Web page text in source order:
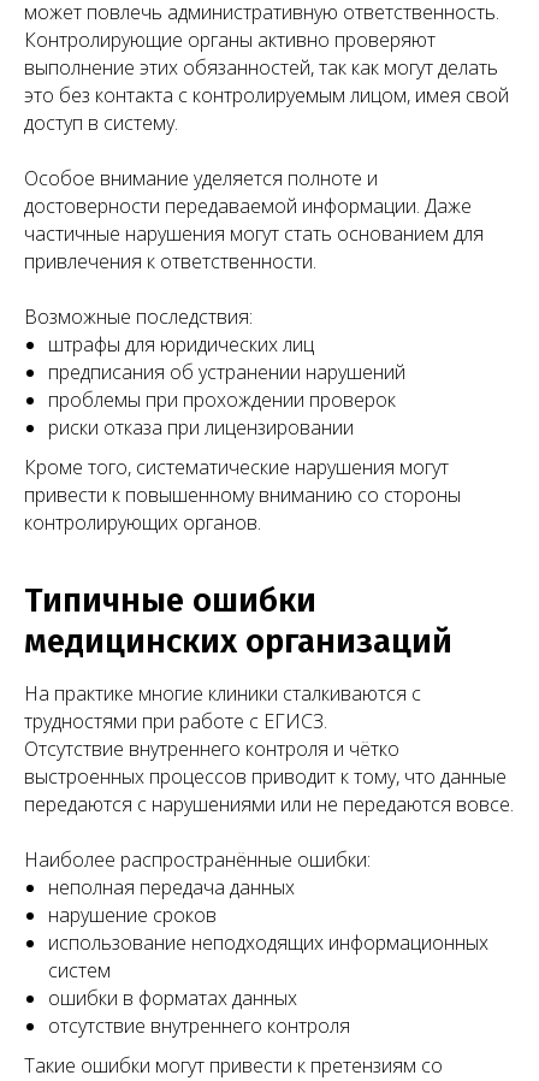
может повлечь административную ответственность.
Контролирующие органы активно проверяют
выполнение этих обязанностей, так как могут делать
это без контакта с контролируемым лицом, имея свой
доступ в систему.
Особое внимание уделяется полноте и
достоверности передаваемой информации. Даже
частичные нарушения могут стать основанием для
привлечения к ответственности.
Возможные последствия:
штрафы для юридических лиц
предписания об устранении нарушений
проблемы при прохождении проверок
риски отказа при лицензировании
Кроме того, систематические нарушения могут
привести к повышенному вниманию со стороны
контролирующих органов.
Типичные ошибки
медицинских организаций
На практике многие клиники сталкиваются с
трудностями при работе с ЕГИСЗ.
Отсутствие внутреннего контроля и чётко
выстроенных процессов приводит к тому, что данные
передаются с нарушениями или не передаются вовсе.
Наиболее распространённые ошибки:
неполная передача данных
нарушение сроков
использование неподходящих информационных
систем
ошибки в форматах данных
отсутствие внутреннего контроля
Такие ошибки могут привести к претензиям со